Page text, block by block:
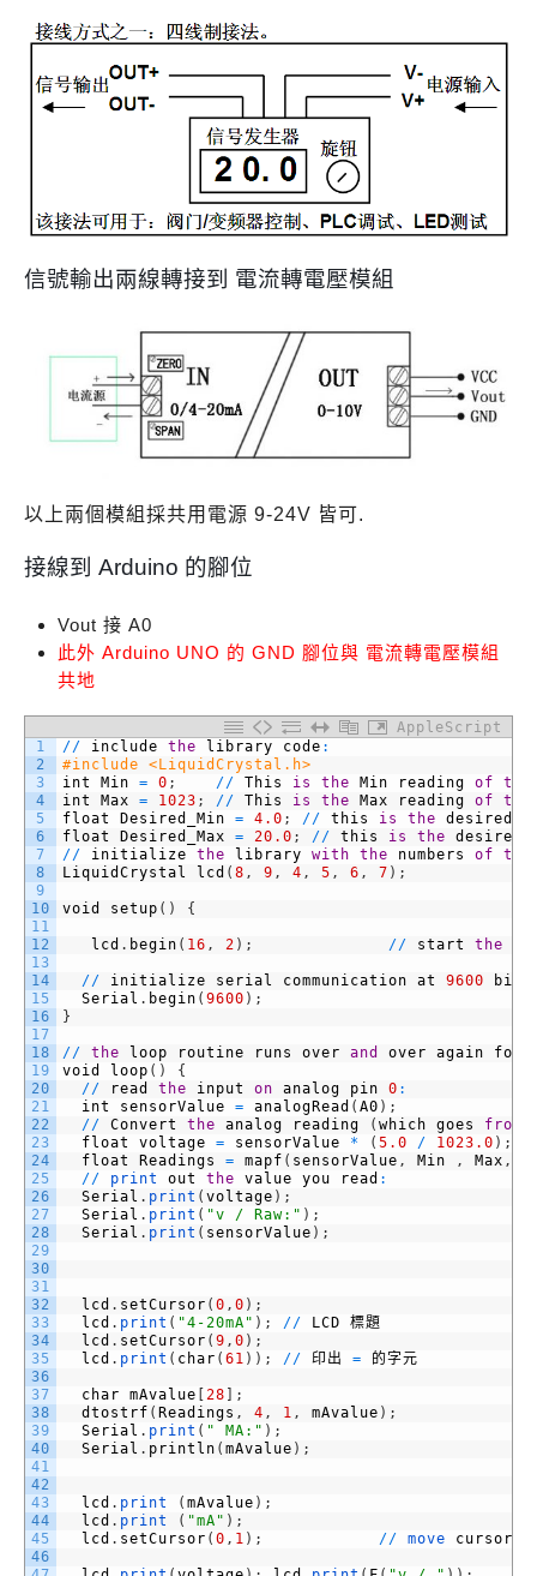
信號輸出兩線轉接到 電流轉電壓模組
以上兩個模組採共用電源 9-24V 皆可.
接線到 Arduino 的腳位
Vout 接 A0
此外 Arduino UNO 的 GND 腳位與 電流轉電壓模組
共地
AppleScript
1
2
3
4
5
6
7
8
9
10
11
12
13
14
15
16
17
18
19
20
21
22
23
24
25
26
27
28
29
30
31
32
33
34
35
36
37
38
39
40
41
42
43
44
45
46
// include the library code :
#include <LiquidCrystal.h>
int
Min = 0 ; // This is the Min reading of
the
int
Max = 1023 ; // This is the Max reading of
the
float
Desired_Min = 4.0 ; // this is the desired
float
Desired_Max = 20.0 ; // this is the desired
// initialize the library with the numbers of
the
LiquidCrystal
lcd ( 8 , 9 , 4 , 5 , 6 , 7 ) ;
void setup ( ) {
lcd . begin ( 16 , 2 ) ; // start the
// initialize serial communication at 9600
bits
Serial . begin ( 9600 ) ;
}
// the loop routine runs over and over again
void
loop ( )
{
// read the input on analog pin 0 :
int
sensorValue = analogRead ( A0 ) ;
// Convert the analog reading ( which goes from
float
voltage = sensorValue * ( 5.0 / 1023.0 ) ;
float
Readings = mapf ( sensorValue , Min , Max ,
// print out the value you read :
Serial . print ( voltage ) ;
Serial . print ( "v / Raw:" ) ;
Serial . print ( sensorValue ) ;
lcd . setCursor ( 0 , 0 ) ;
lcd . print ( "4-20mA" ) ; // LCD
標題
lcd . setCursor ( 9 , 0 ) ;
lcd . print ( char ( 61 ) ) ; // 印出 = 的字元
char mAvalue 28
;
dtostrf ( Readings , 4 , 1 , mAvalue ) ;
Serial . print ( " MA:" ) ;
Serial . println ( mAvalue ) ;
lcd . print ( mAvalue ) ;
lcd . print ( "mA" ) ;
lcd . setCursor ( 0 , 1 ) ; // move cursor